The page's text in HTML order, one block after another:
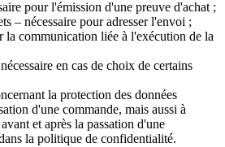
pour l'émission d'une preuve d'achat ;
– nécessaire pour adresser l'envoi ;
la communication liée à l'exécution de la
en cas de choix de certains
la protection des données
d'une commande, mais aussi à
et après la passation d'une
la politique de confidentialité.